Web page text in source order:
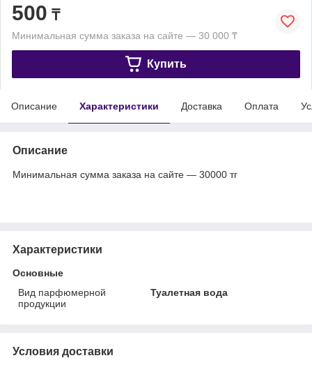
500 ₸
Минимальная сумма заказа на сайте — 30 000 ₸
Купить
Описание Характеристики Доставка Оплата
Описание
Минимальная сумма заказа на сайте — 30000 тг
Характеристики
Основные
Вид парфюмерной
продукции
Туалетная вода
Условия доставки